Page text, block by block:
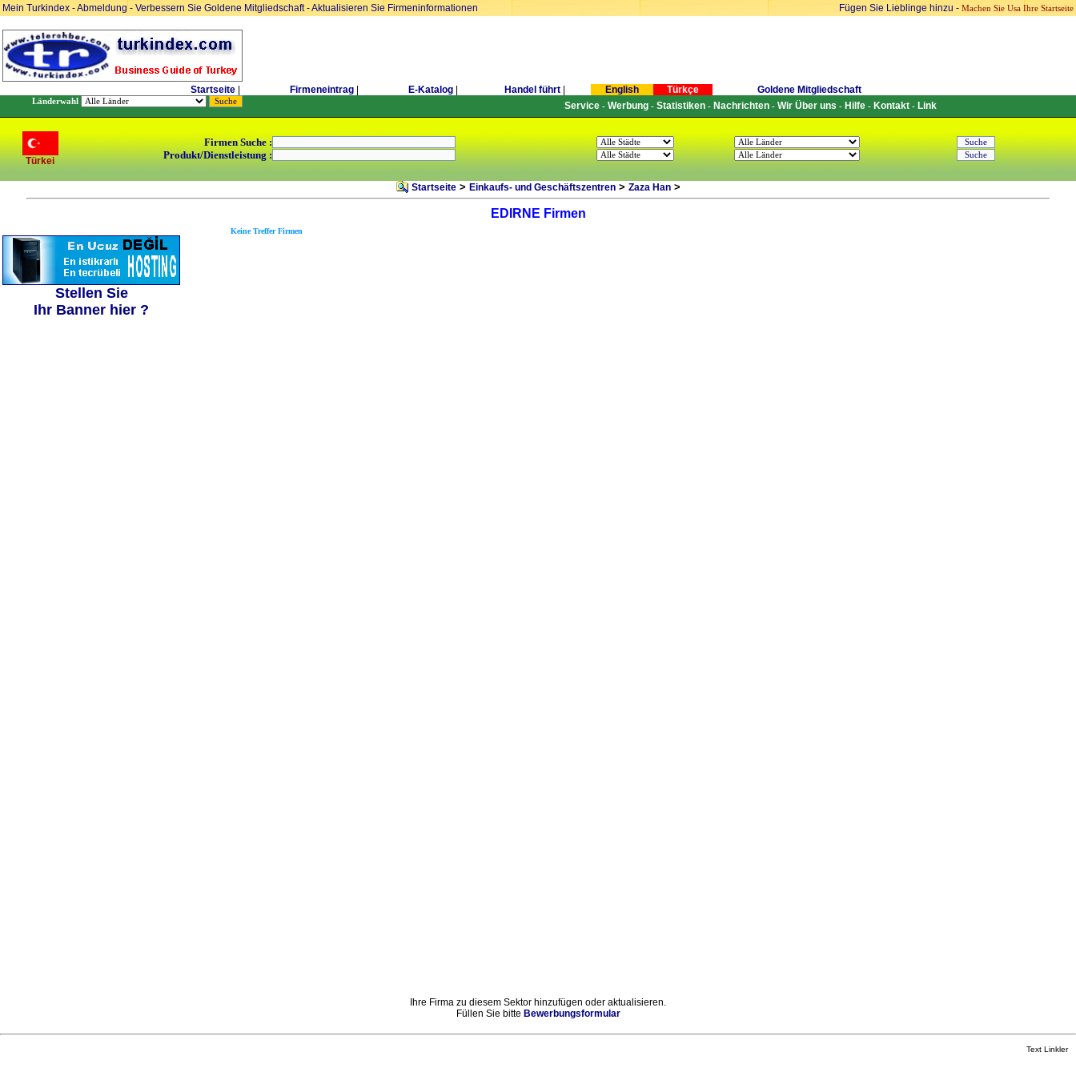
Mein Turkindex -Abmeldung- Verbessern Sie Goldene Mitgliedschaft-Aktualisieren Sie Firmeninformationen Fügen Sie Lieblinge hinzu - Machen Sie Usa Ihre Startseite
Startseite Firmeneintrag E-Katalog Handel führt English Türkçe Goldene Mitgliedschaft
Länderwahl Service- Werbung- Statistiken- Nachrichten- Wir Über uns - Hilfe- Kontakt- Link
Türkei
Firmen Suche :
Produkt/Dienstleistung :
Startseite> Einkaufs- und Geschäftszentren> Zaza Han>
EDIRNE Firmen
Stellen Sie
Ihr Banner hier ?
Keine Treffer Firmen
Ihre Firma zu diesem Sektor hinzufügen oder aktualisieren.
Füllen Sie bitte Bewerbungsformular
Text Linkler